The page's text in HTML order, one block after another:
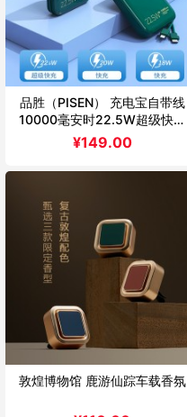
品胜（PISEN） 充电宝自带线
10000毫安时22.5W超级快充
超薄小巧便携移动电源适用华为
苹果小米自带双线快充D156
¥149.00
敦煌博物馆 鹿游仙踪车载香氛